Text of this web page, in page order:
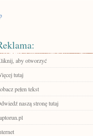
aby otworzyć
tutaj
pełen tekst
naszą stronę tutaj